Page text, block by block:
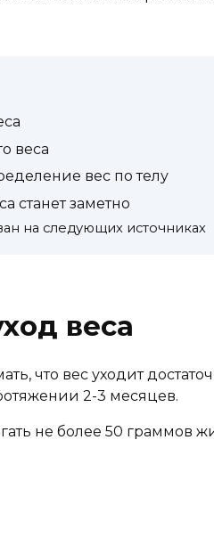
веса
вес по телу
станет заметно
на следующих источниках
веса
что вес уходит
2-3 месяцев.
не более 50 граммов